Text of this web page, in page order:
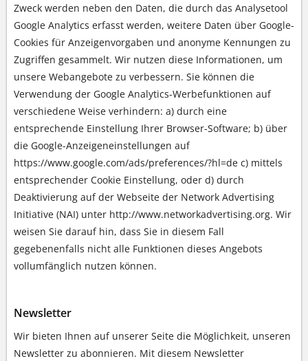
Zweck werden neben den Daten, die durch das Analysetool
Google Analytics erfasst werden, weitere Daten über Google-
Cookies für Anzeigenvorgaben und anonyme Kennungen zu
Zugriffen gesammelt. Wir nutzen diese Informationen, um
unsere Webangebote zu verbessern. Sie können die
Verwendung der Google Analytics-Werbefunktionen auf
verschiedene Weise verhindern: a) durch eine
entsprechende Einstellung Ihrer Browser-Software; b) über
die Google-Anzeigeneinstellungen auf
https://www.google.com/ads/preferences/?hl=de c) mittels
entsprechender Cookie Einstellung, oder d) durch
Deaktivierung auf der Webseite der Network Advertising
Initiative (NAI) unter http://www.networkadvertising.org. Wir
weisen Sie darauf hin, dass Sie in diesem Fall
gegebenenfalls nicht alle Funktionen dieses Angebots
vollumfänglich nutzen können.
Newsletter
Wir bieten Ihnen auf unserer Seite die Möglichkeit, unseren
Newsletter zu abonnieren. Mit diesem Newsletter